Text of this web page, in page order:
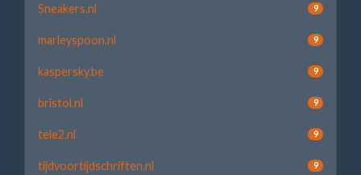
Sneakers.nl 9
marleyspoon.nl 9
kaspersky.be 9
bristol.nl 9
tele2.nl 9
tijdvoortijdschriften.nl 9